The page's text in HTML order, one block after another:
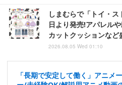
しまむらで「トイ・
日より発売!アパレル
カットクッションなど
2026.08.05 Wed 01:10
「長期で安定して働く」アニメ